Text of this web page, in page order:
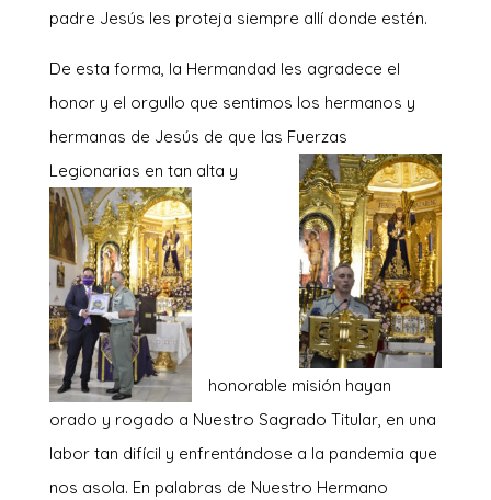
padre Jesús les proteja siempre allí donde estén.
De esta forma, la Hermandad les agradece el
honor y el orgullo que sentimos los hermanos y
hermanas de Jesús de que las Fuerzas
Legionarias en tan alta y
honorable misión hayan
orado y rogado a Nuestro Sagrado Titular, en una
labor tan difícil y enfrentándose a la pandemia que
nos asola. En palabras de Nuestro Hermano